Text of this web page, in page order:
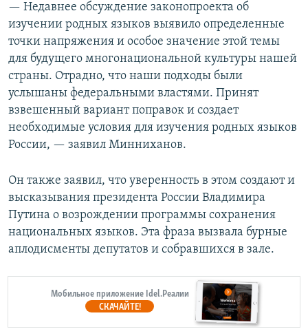
— Недавнее обсуждение законопроекта об
изучении родных языков выявило определенные
точки напряжения и особое значение этой темы
для будущего многонациональной культуры нашей
страны. Отрадно, что наши подходы были
услышаны федеральными властями. Принят
взвешенный вариант поправок и создает
необходимые условия для изучения родных языков
России, — заявил Минниханов.
Он также заявил, что уверенность в этом создают и
высказывания президента России Владимира
Путина о возрождении программы сохранения
национальных языков. Эта фраза вызвала бурные
аплодисменты депутатов и собравшихся в зале.
Мобильное приложение Idel.Реалии
СКАЧАЙТЕ!